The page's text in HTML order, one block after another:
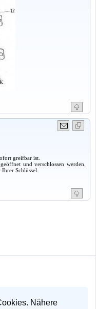
Nähere
greifbar ist.
und verschlossen werden.
Schlüssel.